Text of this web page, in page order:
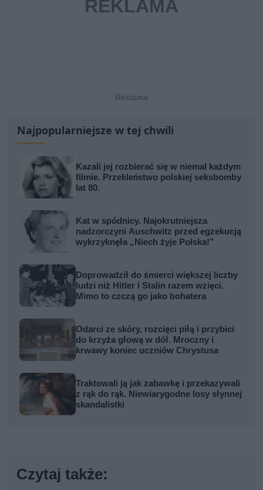
Najpopularniejsze w tej chwili
Kazali jej rozbierać się w niemal każdym
filmie. Przekleństwo polskiej seksbomby
lat 80.
Kat w spódnicy. Najokrutniejsza
nadzorczyni Auschwitz przed egzekucją
wykrzyknęła „Niech żyje Polska!”
Doprowadził do śmierci większej liczby
ludzi niż Hitler i Stalin razem wzięci.
Mimo to czczą go jako bohatera
Odarci ze skóry, rozcięci piłą i przybici
do krzyża głową w dół. Mroczny i
krwawy koniec uczniów Chrystusa
Traktowali ją jak zabawkę i przekazywali
z rąk do rąk. Niewiarygodne losy słynnej
skandalistki
Czytaj także: